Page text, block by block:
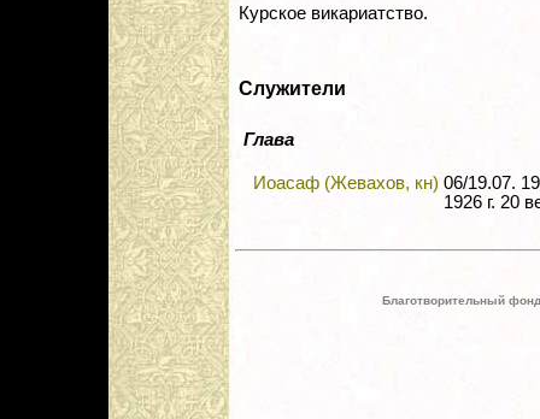
Курское викариатство.
Служители
Глава
Иоасаф (Жевахов, кн) 06/19.07.
1926 г. 20
Благотворительный